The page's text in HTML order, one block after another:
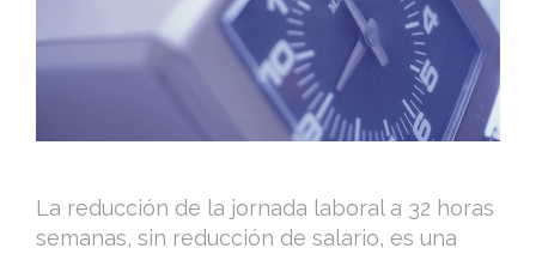
La reducción de la jornada laboral a 32 horas
semanas, sin reducción de salario, es una